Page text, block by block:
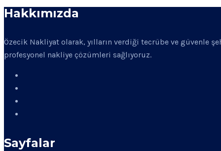
Hakkımızda
Özecik Nakliyat olarak, yılların verdiği tecrübe ve güvenle
profesyonel nakliye çözümleri sağlıyoruz.
Sayfalar